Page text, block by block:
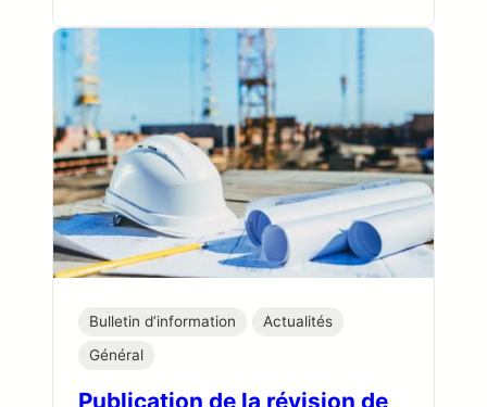
Bulletin d’information
Actualités
Général
Publication de la révision de